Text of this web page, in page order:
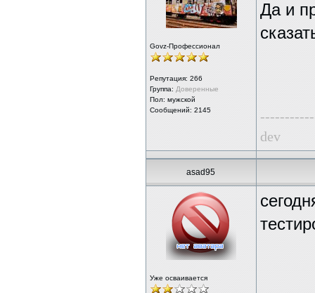
Govz-Профессионал
Репутация: 266
Группа: Доверенные
Пол: мужской
Сообщений: 2145
Да и
dev
asad95
Уже осваивается